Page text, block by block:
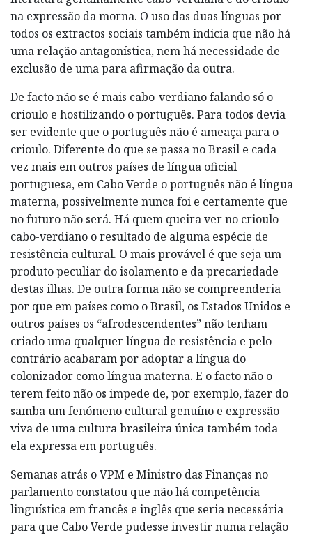
na expressão da morna. O uso das duas línguas por
todos os extractos sociais também indicia que não há
uma relação antagonística, nem há necessidade de
exclusão de uma para afirmação da outra.
De facto não se é mais cabo-verdiano falando só o
crioulo e hostilizando o português. Para todos devia
ser evidente que o português não é ameaça para o
crioulo. Diferente do que se passa no Brasil e cada
vez mais em outros países de língua oficial
portuguesa, em Cabo Verde o português não é língua
materna, possivelmente nunca foi e certamente que
no futuro não será. Há quem queira ver no crioulo
cabo-verdiano o resultado de alguma espécie de
resistência cultural. O mais provável é que seja um
produto peculiar do isolamento e da precariedade
destas ilhas. De outra forma não se compreenderia
por que em países como o Brasil, os Estados Unidos e
outros países os “afrodescendentes” não tenham
criado uma qualquer língua de resistência e pelo
contrário acabaram por adoptar a língua do
colonizador como língua materna. E o facto não o
terem feito não os impede de, por exemplo, fazer do
samba um fenómeno cultural genuíno e expressão
viva de uma cultura brasileira única também toda
ela expressa em português.
Semanas atrás o VPM e Ministro das Finanças no
parlamento constatou que não há competência
linguística em francês e inglês que seria necessária
para que Cabo Verde pudesse investir numa relação